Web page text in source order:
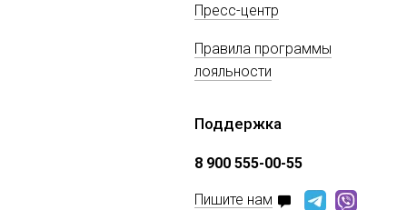
Пресс-центр
Правила программы
лояльности
Поддержка
8 900 555-00-55
Пишите нам